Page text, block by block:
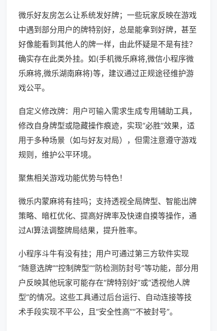
微乐好友房怎么让系统发好牌；一些玩家反映在游戏
中遇到部分用户的牌特别好，总是能拿到好牌，甚至
好像能看到其他人的牌一样，由此怀疑是不是有挂？
确实存在此类外挂。如(手机微乐麻将,微信小程序微
乐麻将,微乐湖南麻将)等，建议通过正规途径维护游
戏公平。
自定义修改牌：用户可输入需求生成专用辅助工具，
修改自身牌型或隐藏操作痕迹，实现“必胜”效果，适
用于多种场景（如与好友对局），但需注意遵守游戏
规则，维护公平环境。
聚焦相关游戏功能优势与特色！
微乐内蒙麻将有挂吗；支持透视全局牌型、智能出牌
策略、暗杠优化、提高好牌率及快速自摸等操作，通
过AI算法调整牌局结果，提升胜率。
小程序斗牛有没有挂；用户可通过第三方软件实现
“随意选牌”“控制牌型”“防检测防封号”等功能，部分用
户反映其他玩家可能存在“牌特别好”或“透视他人牌
型”的情况。这些工具通过后台运行、自动连接等技
术手段实现不平公，且“安全性高”“不被封号”。